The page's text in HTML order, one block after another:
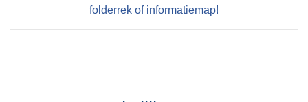
folderrek of informatiemap!